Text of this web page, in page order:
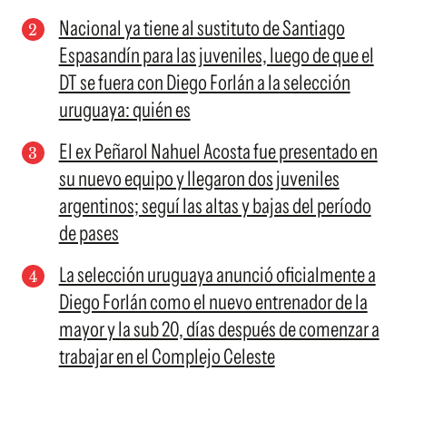
Nacional ya tiene al sustituto de Santiago
Espasandín para las juveniles, luego de que el
DT se fuera con Diego Forlán a la selección
uruguaya: quién es
El ex Peñarol Nahuel Acosta fue presentado en
su nuevo equipo y llegaron dos juveniles
argentinos; seguí las altas y bajas del período
de pases
La selección uruguaya anunció oficialmente a
Diego Forlán como el nuevo entrenador de la
mayor y la sub 20, días después de comenzar a
trabajar en el Complejo Celeste